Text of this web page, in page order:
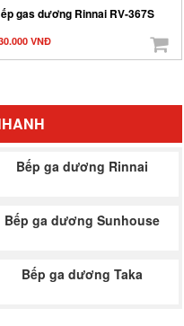
gas dương Rinnai RV-367S
VNĐ
Bếp ga dương Rinnai
Bếp ga dương Sunhouse
Bếp ga dương Taka